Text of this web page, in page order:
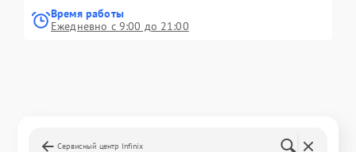
Время работы
Ежедневно с 9:00 до 21:00
Сервисный центр Infinix